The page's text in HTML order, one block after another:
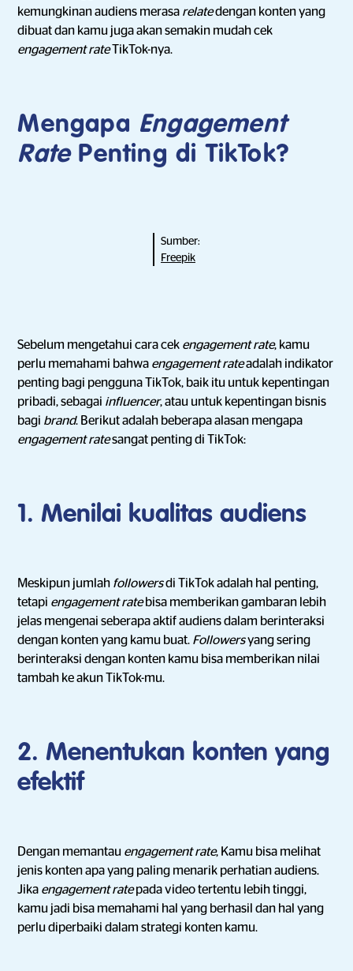
kemungkinan audiens merasa relatedengan konten yang
dibuat dan kamu juga akan semakin mudah cek
engagement rateTikTok-nya.
Mengapa Engagement
Rate Penting di TikTok?
Sumber:
Freepik
Sebelum mengetahui cara cek engagement rate, kamu
perlu memahami bahwa engagement rateadalah indikator
penting bagi pengguna TikTok, baik itu untuk kepentingan
pribadi, sebagai influencer, atau untuk kepentingan bisnis
bagi brand. Berikut adalah beberapa alasan mengapa
engagement ratesangat penting di TikTok:
1. Menilai kualitas audiens
Meskipun jumlah followersdi TikTok adalah hal penting,
tetapi engagement ratebisa memberikan gambaran lebih
jelas mengenai seberapa aktif audiens dalam berinteraksi
dengan konten yang kamu buat. Followersyang sering
berinteraksi dengan konten kamu bisa memberikan nilai
tambah ke akun TikTok-mu.
2. Menentukan konten yang
efektif
Dengan memantau engagement rate, Kamu bisa melihat
jenis konten apa yang paling menarik perhatian audiens.
Jika engagement ratepada video tertentu lebih tinggi,
kamu jadi bisa memahami hal yang berhasil dan hal yang
perlu diperbaiki dalam strategi konten kamu.